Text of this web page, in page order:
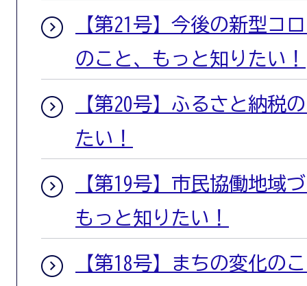
【第21号】今後の新型コ
のこと、もっと知りたい！
【第20号】ふるさと納税
たい！
【第19号】市民協働地域
もっと知りたい！
【第18号】まちの変化の